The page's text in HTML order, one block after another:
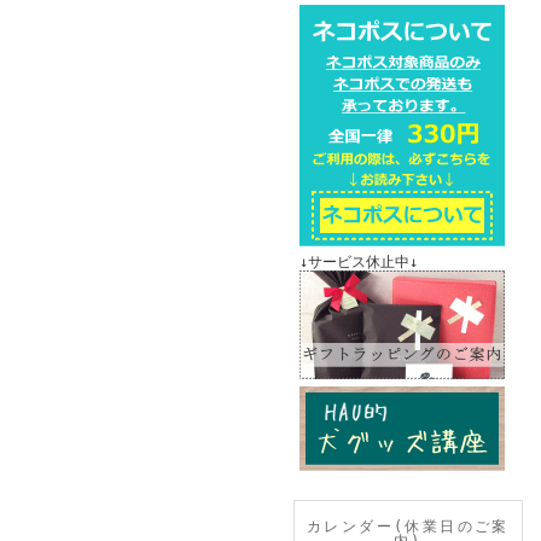
↓サービス休止中↓
カレンダー(休業日のご案